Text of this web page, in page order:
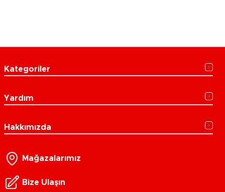
Kategoriler
Yardım
Hakkımızda
Mağazalarımız
Bize Ulaşın